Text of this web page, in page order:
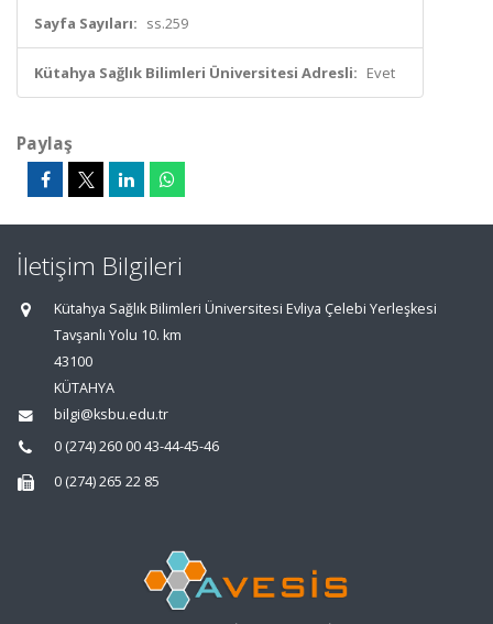
Sayfa Sayıları: ss.259
Kütahya Sağlık Bilimleri Üniversitesi Adresli: Evet
Paylaş
İletişim Bilgileri
Kütahya Sağlık Bilimleri Üniversitesi Evliya Çelebi Yerleşkesi
Tavşanlı Yolu 10. km
43100
KÜTAHYA
bilgi@ksbu.edu.tr
0 (274) 260 00 43-44-45-46
0 (274) 265 22 85